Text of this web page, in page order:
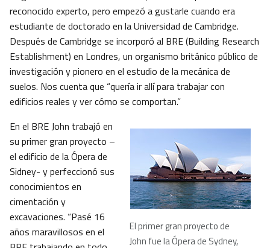
reconocido experto, pero empezó a gustarle cuando era
estudiante de doctorado en la Universidad de Cambridge.
Después de Cambridge se incorporó al BRE (Building Research
Establishment) en Londres, un organismo británico público de
investigación y pionero en el estudio de la mecánica de
suelos. Nos cuenta que “quería ir allí para trabajar con
edificios reales y ver cómo se comportan.”
El primer gran proyecto de
John fue la Ópera de Sydney,
En el BRE John trabajó en
su primer gran proyecto –
el edificio de la Ópera de
Sidney- y perfeccionó sus
conocimientos en
cimentación y
excavaciones. “Pasé 16
años maravillosos en el